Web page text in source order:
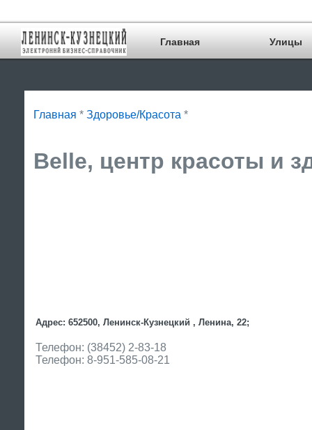
Главная Улицы
Главная * Здоровье/Красота *
Belle, центр красоты и
Адрес: 652500, Ленинск-Кузнецкий , Ленина, 22;
Телефон: (38452) 2-83-18
Телефон: 8-951-585-08-21